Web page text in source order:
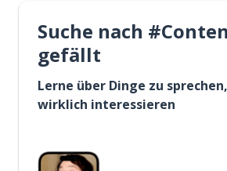
Suche nach
gefällt
Lerne über Dinge zu
wirklich interessieren